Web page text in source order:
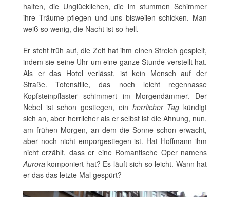
halten, die Unglücklichen, die im stummen Schimmer
ihre Träume pflegen und uns bisweilen schicken. Man
weiß so wenig, die Nacht ist so hell.
Er steht früh auf, die Zeit hat ihm einen Streich gespielt,
indem sie seine Uhr um eine ganze Stunde verstellt hat.
Als er das Hotel verlässt, ist kein Mensch auf der
Straße. Totenstille, das noch leicht regennasse
Kopfsteinpflaster schimmert im Morgendämmer. Der
Nebel ist schon gestiegen, ein herrlicher Tag kündigt
sich an, aber herrlicher als er selbst ist die Ahnung, nun,
am frühen Morgen, an dem die Sonne schon erwacht,
aber noch nicht emporgestiegen ist. Hat Hoffmann ihm
nicht erzählt, dass er eine Romantische Oper namens
Aurora komponiert hat? Es läuft sich so leicht. Wann hat
er das das letzte Mal gespürt?